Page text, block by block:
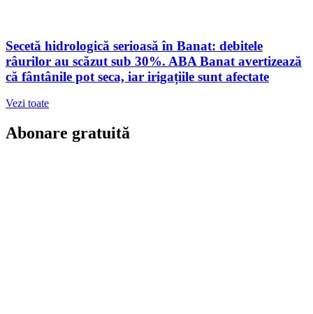
Secetă hidrologică serioasă în Banat: debitele
râurilor au scăzut sub 30%. ABA Banat avertizează
că fântânile pot seca, iar irigațiile sunt afectate
Vezi toate
Abonare gratuită